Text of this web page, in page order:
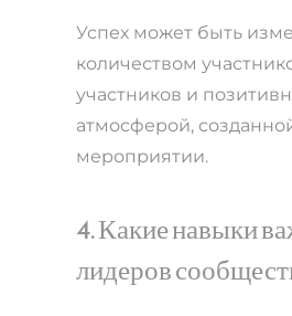
Успех может быть
количеством
участников и
атмосферой,
мероприятии.
4. Какие навыки
лидеров